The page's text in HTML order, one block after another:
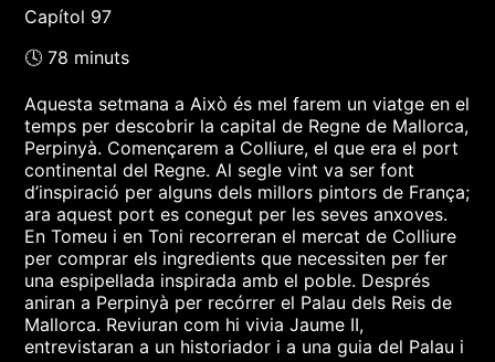
Capítol 97
🕓 78 minuts
Aquesta setmana a Això és mel farem un viatge en el
temps per descobrir la capital de Regne de Mallorca,
Perpinyà. Començarem a Colliure, el que era el port
continental del Regne. Al segle vint va ser font
d’inspiració per alguns dels millors pintors de França;
ara aquest port es conegut per les seves anxoves.
En Tomeu i en Toni recorreran el mercat de Colliure
per comprar els ingredients que necessiten per fer
una espipellada inspirada amb el poble. Després
aniran a Perpinyà per recórrer el Palau dels Reis de
Mallorca. Reviuran com hi vivia Jaume II,
entrevistaran a un historiador i a una guia del Palau i